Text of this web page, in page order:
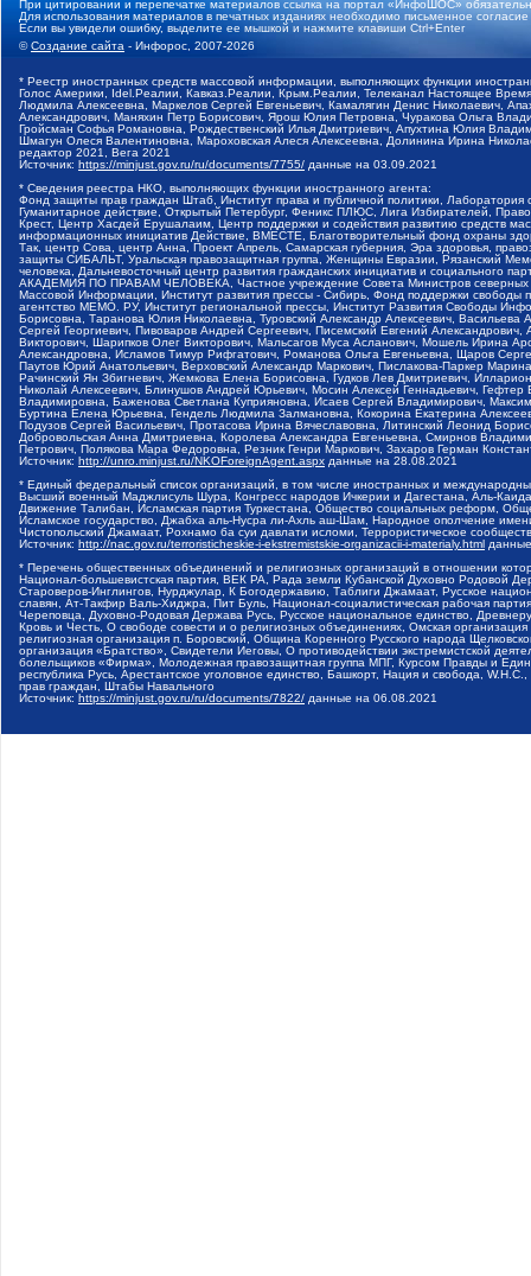
При цитировании и перепечатке материалов ссылка на портал «ИнфоШОС»
Для использования материалов в печатных изданиях необходимо письменное
Если вы увидели ошибку, выделите ее мышкой и нажмите клавиши Ctrl+Enter
©Создание сайта - Инфорос, 2007-2026
* Реестр иностранных средств массовой информации, выполняющих функции
Голос Америки, Idel.Реалии, Кавказ.Реалии, Крым.Реалии, Телеканал Настоящее
Людмила Алексеевна, Маркелов Сергей Евгеньевич, Камалягин Денис Николаевич,
Александрович, Маняхин Петр Борисович, Ярош Юлия Петровна, Чуракова Ольга
Гройсман Софья Романовна, Рождественский Илья Дмитриевич, Апухтина Юлия
Шмагун Олеся Валентиновна, Мароховская Алеся Алексеевна, Долинина Ирина
редактор 2021, Вега 2021
Источник: https://minjust.gov.ru/ru/documents/7755/ данные на 03.09.2021
* Сведения реестра НКО, выполняющих функции иностранного агента:
Фонд защиты прав граждан Штаб, Институт права и публичной политики,
Гуманитарное действие, Открытый Петербург, Феникс ПЛЮС, Лига Избирателей,
Крест, Центр Хасдей Ерушалаим, Центр поддержки и содействия развитию средств
информационных инициатив Действие, ВМЕСТЕ, Благотворительный фонд охраны
Так, центр Сова, центр Анна, Проект Апрель, Самарская губерния, Эра здоровья,
защиты СИБАЛЬТ, Уральская правозащитная группа, Женщины Евразии, Рязанский
человека, Дальневосточный центр развития гражданских инициатив и социального
АКАДЕМИЯ ПО ПРАВАМ ЧЕЛОВЕКА, Частное учреждение Совета Министров северных
Массовой Информации, Институт развития прессы - Сибирь, Фонд поддержки
агентство МЕМО. РУ, Институт региональной прессы, Институт Развития Свободы
Борисовна, Таранова Юлия Николаевна, Туровский Александр Алексеевич,
Сергей Георгиевич, Пивоваров Андрей Сергеевич, Писемский Евгений
Викторович, Шарипков Олег Викторович, Мальсагов Муса Асланович, Мошель Ирина
Александровна, Исламов Тимур Рифгатович, Романова Ольга Евгеньевна, Щаров
Паутов Юрий Анатольевич, Верховский Александр Маркович, Пислакова-Паркер
Рачинский Ян Збигневич, Жемкова Елена Борисовна, Гудков Лев Дмитриевич,
Николай Алексеевич, Блинушов Андрей Юрьевич, Мосин Алексей Геннадьевич,
Владимировна, Баженова Светлана Куприяновна, Исаев Сергей Владимирович,
Буртина Елена Юрьевна, Гендель Людмила Залмановна, Кокорина Екатерина
Подузов Сергей Васильевич, Протасова Ирина Вячеславовна, Литинский Леонид
Добровольская Анна Дмитриевна, Королева Александра Евгеньевна, Смирнов
Петрович, Полякова Мара Федоровна, Резник Генри Маркович, Захаров Герман
Источник: http://unro.minjust.ru/NKOForeignAgent.aspx данные на 28.08.2021
* Единый федеральный список организаций, в том числе иностранных и
Высший военный Маджлисуль Шура, Конгресс народов Ичкерии и Дагестана, Аль-
Движение Талибан, Исламская партия Туркестана, Общество социальных реформ,
Исламское государство, Джабха аль-Нусра ли-Ахль аш-Шам, Народное ополчение
Чистопольский Джамаат, Рохнамо ба суи давлати исломи, Террористическое
Источник: http://nac.gov.ru/terroristicheskie-i-ekstremistskie-organizacii-i-materialy.html
* Перечень общественных объединений и религиозных организаций в отношении
Национал-большевистская партия, ВЕК РА, Рада земли Кубанской Духовно Родовой
Староверов-Инглингов, Нурджулар, К Богодержавию, Таблиги Джамаат, Русское
славян, Ат-Такфир Валь-Хиджра, Пит Буль, Национал-социалистическая рабочая
Череповца, Духовно-Родовая Держава Русь, Русское национальное единство,
Кровь и Честь, О свободе совести и о религиозных объединениях, Омская
религиозная организация п. Боровский, Община Коренного Русского народа
организация «Братство», Свидетели Иеговы, О противодействии экстремистской
болельщиков «Фирма», Молодежная правозащитная группа МПГ, Курсом Правды и
республика Русь, Арестантское уголовное единство, Башкорт, Нация и свобода,
прав граждан, Штабы Навального
Источник: https://minjust.gov.ru/ru/documents/7822/ данные на 06.08.2021